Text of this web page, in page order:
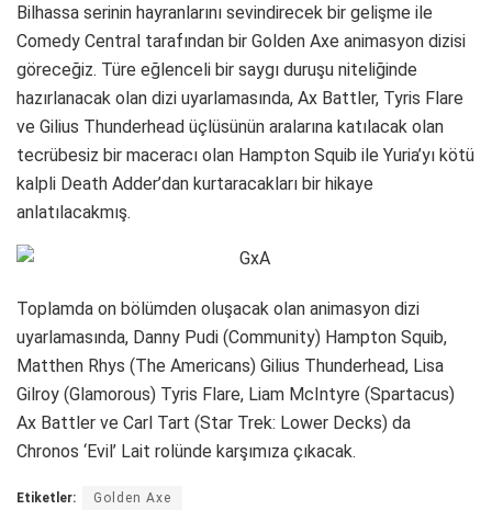
Bilhassa serinin hayranlarını sevindirecek bir gelişme ile
Comedy Central tarafından bir Golden Axe animasyon dizisi
göreceğiz. Türe eğlenceli bir saygı duruşu niteliğinde
hazırlanacak olan dizi uyarlamasında, Ax Battler, Tyris Flare
ve Gilius Thunderhead üçlüsünün aralarına katılacak olan
tecrübesiz bir maceracı olan Hampton Squib ile Yuria’yı kötü
kalpli Death Adder’dan kurtaracakları bir hikaye
anlatılacakmış.
Toplamda on bölümden oluşacak olan animasyon dizi
uyarlamasında, Danny Pudi (Community) Hampton Squib,
Matthen Rhys (The Americans) Gilius Thunderhead, Lisa
Gilroy (Glamorous) Tyris Flare, Liam McIntyre (Spartacus)
Ax Battler ve Carl Tart (Star Trek: Lower Decks) da
Chronos ‘Evil’ Lait rolünde karşımıza çıkacak.
Etiketler: Golden Axe